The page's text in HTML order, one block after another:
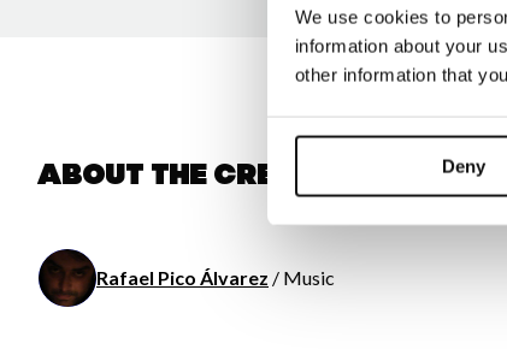
We use cookies to
information about your
other information that
Deny
About the creator
Rafael Pico Álvarez / Music